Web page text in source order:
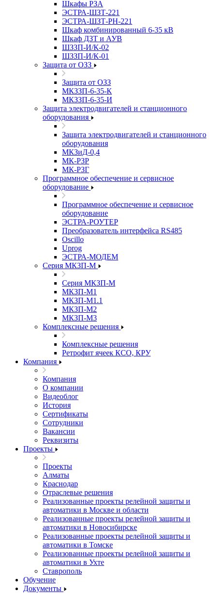
Шкафы РЗА
ЭСТРА-ШЗТ-221
ЭСТРА-ШЗТ-РН-221
Шкаф комбинированный 6-35 кВ
Шкаф ДЗТ и АУВ
ШЗЗП-И/К-02
ШЗЗП-И/К-01
Защита от ОЗЗ
Защита от ОЗЗ
МКЗЗП-6-35-К
МКЗЗП-6-35-И
Защита элеĸтродвигателей и станционного
оборудования
Защита элеĸтродвигателей и станционного
оборудования
МКЗиД-0,4
МК-РЗР
МК-РЗГ
Программное обеспечение и сервисное
оборудование
Программное обеспечение и сервисное
оборудование
ЭСТРА-РОУТЕР
Преобразователь интерфейса RS485
Oscillo
Uprog
ЭСТРА-МОДЕМ
Серия МКЗП-М
Серия МКЗП-М
МКЗП-М1
МКЗП-М1.1
МКЗП-М2
МКЗП-М3
Комплексные решения
Комплексные решения
Ретрофит ячеек КСО, КРУ
Компания
Компания
О компании
Видеоблог
История
Сертификаты
Сотрудники
Вакансии
Реквизиты
Проекты
Проекты
Алматы
Краснодар
Отраслевые решения
Реализованные проекты релейной защиты и
автоматики в Москве и области
Реализованные проекты релейной защиты и
автоматики в Новосибирске
Реализованные проекты релейной защиты и
автоматики в Томске
Реализованные проекты релейной защиты и
автоматики в Ухте
Ставрополь
Обучение
Документы